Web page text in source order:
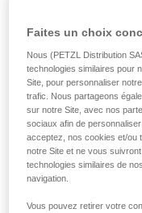
de la
Nous
liées à votre
que nous ne
Faites un choix
Nous (PETZL Distribution
technologies similaires pour
Site, pour personnaliser
trafic. Nous partageons
sur notre Site, avec nos
sociaux afin de
acceptez, nos cookies et/ou
notre Site et ne vous
technologies similaires de
navigation.
Vous pouvez retirer votre